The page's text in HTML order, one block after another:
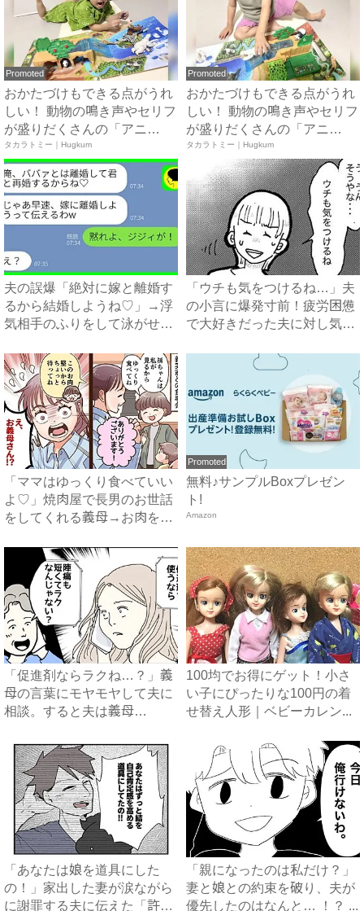
Promoted
おかたづけもできる点がうれ
しい！ 動物の鳴き声やセリフ
が盛りだくさんの「アニ
ア ...
タカラトミー｜Hugkum
Promoted
おかたづけもできる点がうれ
しい！ 動物の鳴き声やセリフ
が盛りだくさんの「アニ
ア ...
タカラトミー｜Hugkum
夫の誤爆「絶対に嫁と離婚す
るから結婚しようね♡」→浮
気相手のふりをして泳がせて
「ウチも気をつけるね…」夫
の小言に爆発寸前！疲労困憊
で大好きだった夫に対し気
「ママはゆっくり食べていい
よ♡」焼肉屋で長男のお世話
をしてくれる義母→お肉をお
Promoted
無料♪サンプルBoxプレゼン
ト!
Amazon
「促進剤ならラクね…？」義
母の言葉にモヤモヤして夫に
相談。すると夫は義母
100均でお得にゲット！小さ
い子にぴったりな100円の着
せ替え人形｜ベビーカレン...
「あなたは娘を道具にした
の！」家出した妻が涙ながら
に謝罪する夫に伝えた「許せ
「親になったのは私だけ？」
妻と娘との約束を破り、夫が
優先したのはなんと… ！？ ...